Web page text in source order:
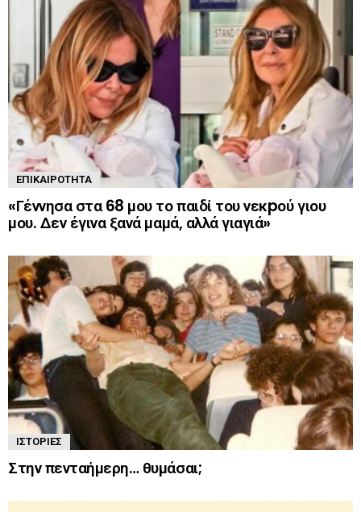
ΕΠΙΚΑΙΡΌΤΗΤΑ
«Γέννησα στα 68 μου το παιδί του νεκpού γιου
μου. Δεν έγινα ξανά μαμά, αλλά γιαγιά»
ΙΣΤΟΡΊΕΣ
Στην πενταήμερη… θυμάσαι;